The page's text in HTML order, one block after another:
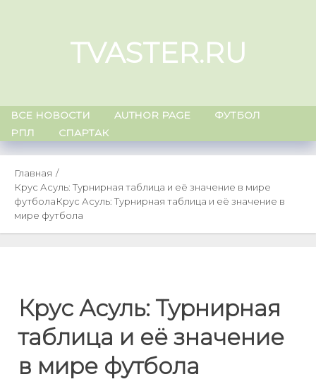
TVASTER.RU
ВСЕ НОВОСТИ AUTHOR PAGE
ФУТБОЛ
РПЛ
СПАРТАК
Главная
Крус Асуль: Турнирная таблица и её значение в мире
футболаКрус Асуль: Турнирная таблица и её значение в
мире футбола
Крус Асуль: Турнирная
таблица и её значение
в мире футбола